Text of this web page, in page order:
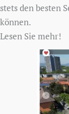
stets den besten
können.
Lesen Sie mehr!